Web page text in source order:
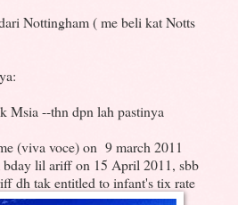
Nottingham ( me beli kat Notts
Msia --thn dpn lah pastinya
(viva voce) on 9 march 2011
bday lil ariff on 15 April 2011, sbb
dh tak entitled to infant's tix rate